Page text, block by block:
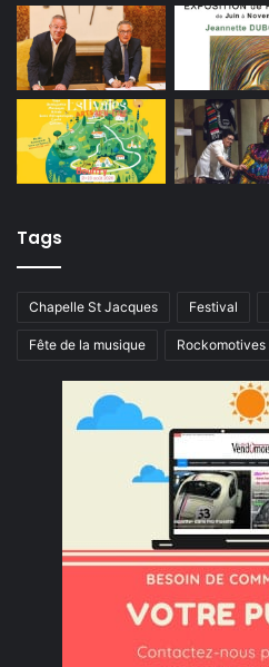
Tags
Chapelle St Jacques Festival
Fête de la musique Rockomotives